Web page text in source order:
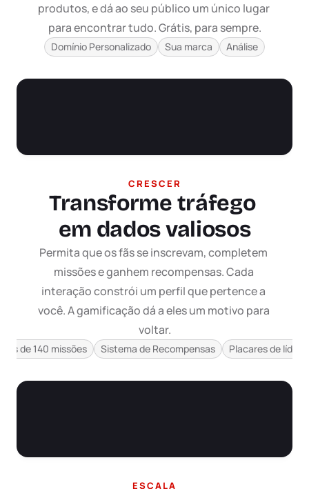
produtos, e dá ao seu público um único lugar
para encontrar tudo. Grátis, para sempre.
Domínio Personalizado Sua marca Análise
CRESCER
Transforme tráfego
em dados valiosos
Permita que os fãs se inscrevam, completem
missões e ganhem recompensas. Cada
interação constrói um perfil que pertence a
você. A gamificação dá a eles um motivo para
voltar.
de 140 missões Sistema de Recompensas Placares de
ESCALA
Ver tudo
Twitch